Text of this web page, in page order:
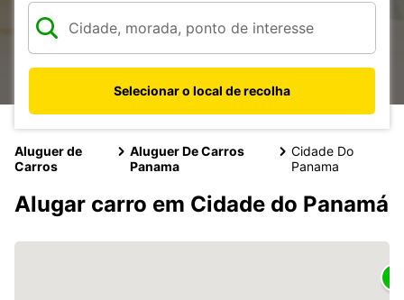
Selecionar o local de recolha
Aluguer de
Carros
Aluguer De Carros
Panama
Cidade Do
Panama
Alugar carro em Cidade do Panamá